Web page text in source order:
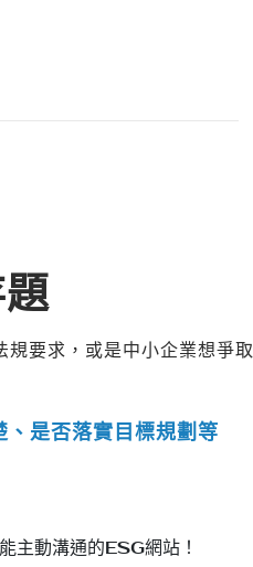
要求，或是中小企業想爭取
是否落實目標規劃等